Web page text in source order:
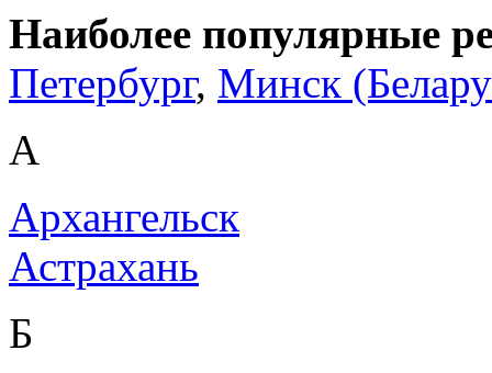
Наиболее популярные
Петербург, Минск
А
Архангельск
Астрахань
Б